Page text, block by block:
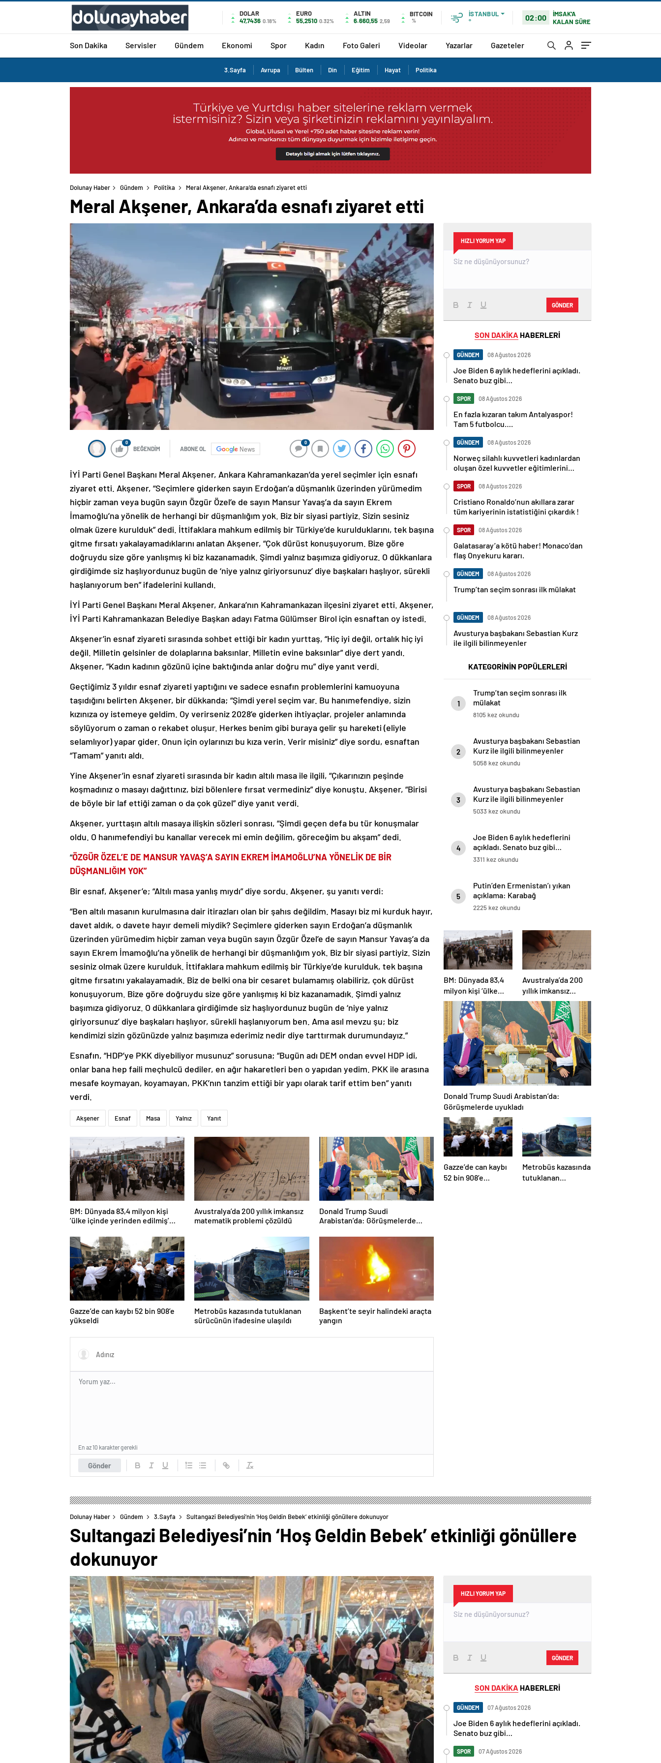
DOLAR
47,7436 0.18%
EURO
55,2510 0.32%
ALTIN
6.660,55 2,59
BITCOIN
%
İSTANBUL
°
02:00
İMSAK'A
KALAN SÜRE
Son Dakika Servisler Gündem Ekonomi Spor Kadın Foto Galeri Videolar Yazarlar Gazeteler
3.Sayfa Avrupa Bülten Din Eğitim Hayat Politika
Dolunay Haber Gündem Politika Meral Akşener, Ankara’da esnafı ziyaret etti
Meral Akşener, Ankara’da esnafı ziyaret etti
0
BEĞENDİM ABONE OL News
0
İYİ Parti Genel Başkanı Meral Akşener, Ankara Kahramankazan’da yerel seçimler için esnafı
ziyaret etti. Akşener, “Seçimlere giderken sayın Erdoğan’a düşmanlık üzerinden yürümedim
hiçbir zaman veya bugün sayın Özgür Özel’e de sayın Mansur Yavaş’a da sayın Ekrem
İmamoğlu’na yönelik de herhangi bir düşmanlığım yok. Biz bir siyasi partiyiz. Sizin sesiniz
olmak üzere kurulduk” dedi. İttifaklara mahkum edilmiş bir Türkiye’de kurulduklarını, tek başına
gitme fırsatı yakalayamadıklarını anlatan Akşener, “Çok dürüst konuşuyorum. Bize göre
doğruydu size göre yanlışmış ki biz kazanamadık. Şimdi yalnız başımıza gidiyoruz. O dükkanlara
girdiğimde siz haşlıyordunuz bugün de ‘niye yalnız giriyorsunuz’ diye başkaları haşlıyor, sürekli
haşlanıyorum ben” ifadelerini kullandı.
İYİ Parti Genel Başkanı Meral Akşener, Ankara’nın Kahramankazan ilçesini ziyaret etti. Akşener,
İYİ Parti Kahramankazan Belediye Başkan adayı Fatma Gülümser Birol için esnaftan oy istedi.
Akşener’in esnaf ziyareti sırasında sohbet ettiği bir kadın yurttaş, “Hiç iyi değil, ortalık hiç iyi
değil. Milletin gelsinler de dolaplarına baksınlar. Milletin evine baksınlar” diye dert yandı.
Akşener, “Kadın kadının gözünü içine baktığında anlar doğru mu” diye yanıt verdi.
Geçtiğimiz 3 yıldır esnaf ziyareti yaptığını ve sadece esnafın problemlerini kamuoyuna
taşıdığını belirten Akşener, bir dükkanda; “Şimdi yerel seçim var. Bu hanımefendiye, sizin
kızınıza oy istemeye geldim. Oy verirseniz 2028’e giderken ihtiyaçlar, projeler anlamında
söylüyorum o zaman o rekabet oluşur. Herkes benim gibi buraya gelir şu hareketi (eliyle
selamlıyor) yapar gider. Onun için oylarınızı bu kıza verin. Verir misiniz” diye sordu, esnaftan
“Tamam” yanıtı aldı.
Yine Akşener’in esnaf ziyareti sırasında bir kadın altılı masa ile ilgili, “Çıkarınızın peşinde
koşmadınız o masayı dağıttınız, bizi bölenlere fırsat vermediniz” diye konuştu. Akşener, “Birisi
de böyle bir laf ettiği zaman o da çok güzel” diye yanıt verdi.
Akşener, yurttaşın altılı masaya ilişkin sözleri sonrası, “Şimdi geçen defa bu tür konuşmalar
oldu. O hanımefendiyi bu kanallar verecek mi emin değilim, göreceğim bu akşam” dedi.
“ÖZGÜR ÖZEL’E DE MANSUR YAVAŞ’A SAYIN EKREM İMAMOĞLU’NA YÖNELİK DE BİR
DÜŞMANLIĞIM YOK”
Bir esnaf, Akşener’e; “Altılı masa yanlış mıydı” diye sordu. Akşener, şu yanıtı verdi:
“Ben altılı masanın kurulmasına dair itirazları olan bir şahıs değildim. Masayı biz mi kurduk hayır,
davet aldık, o davete hayır demeli miydik? Seçimlere giderken sayın Erdoğan’a düşmanlık
üzerinden yürümedim hiçbir zaman veya bugün sayın Özgür Özel’e de sayın Mansur Yavaş’a da
sayın Ekrem İmamoğlu’na yönelik de herhangi bir düşmanlığım yok. Biz bir siyasi partiyiz. Sizin
sesiniz olmak üzere kurulduk. İttifaklara mahkum edilmiş bir Türkiye’de kurulduk, tek başına
gitme fırsatını yakalayamadık. Biz de belki ona bir cesaret bulamamış olabiliriz, çok dürüst
konuşuyorum. Bize göre doğruydu size göre yanlışmış ki biz kazanamadık. Şimdi yalnız
başımıza gidiyoruz. O dükkanlara girdiğimde siz haşlıyordunuz bugün de ‘niye yalnız
giriyorsunuz’ diye başkaları haşlıyor, sürekli haşlanıyorum ben. Ama asıl mevzu şu; biz
kendimizi sizin gözünüzde yalnız başımıza ederimiz nedir diye tarttırmak durumundayız.”
Esnafın, “HDP’ye PKK diyebiliyor musunuz” sorusuna; “Bugün adı DEM ondan evvel HDP idi,
onlar bana hep faili meçhulcü dediler, en ağır hakaretleri ben o yapıdan yedim. PKK ile arasına
mesafe koymayan, koyamayan, PKK’nın tanzim ettiği bir yapı olarak tarif ettim ben” yanıtı
verdi.
Akşener Esnaf Masa Yalnız Yanıt
BM: Dünyada 83,4 milyon kişi
‘ülke içinde yerinden edilmiş’
Avustralya’da 200 yıllık imkansız
matematik problemi çözüldü
Donald Trump Suudi
Arabistan’da: Görüşmelerde
Gazze’de can kaybı 52 bin 908’e
yükseldi
Metrobüs kazasında tutuklanan
sürücünün ifadesine ulaşıldı
Başkent’te seyir halindeki araçta
yangın
Gönder
En az 10 karakter gerekli
HIZLI YORUM YAP
GÖNDER
SON DAKİKA HABERLERİ
GÜNDEM 08 Ağustos 2026
Joe Biden 6 aylık hedeflerini açıkladı.
Senato buz gibi…
SPOR 08 Ağustos 2026
En fazla kızaran takım Antalyaspor!
Tam 5 futbolcu….
GÜNDEM 08 Ağustos 2026
Norweç silahlı kuvvetleri kadınlardan
oluşan özel kuvvetler eğitimlerini
SPOR 08 Ağustos 2026
Cristiano Ronaldo’nun akıllara zarar
tüm kariyerinin istatistiğini çıkardık !
SPOR 08 Ağustos 2026
Galatasaray’a kötü haber! Monaco’dan
flaş Onyekuru kararı.
GÜNDEM 08 Ağustos 2026
Trump’tan seçim sonrası ilk mülakat
GÜNDEM 08 Ağustos 2026
Avusturya başbakanı Sebastian Kurz
ile ilgili bilinmeyenler
KATEGORİNİN POPÜLERLERİ
1
Trump’tan seçim sonrası ilk
mülakat
8105 kez okundu
2
Avusturya başbakanı Sebastian
Kurz ile ilgili bilinmeyenler
5058 kez okundu
3
Avusturya başbakanı Sebastian
Kurz ile ilgili bilinmeyenler
5033 kez okundu
4
Joe Biden 6 aylık hedeflerini
açıkladı. Senato buz gibi…
3311 kez okundu
5
Putin’den Ermenistan’ı yıkan
açıklama: Karabağ
Azerbaycan’ın ayrılmaz bir
2225 kez okundu
BM: Dünyada 83,4
milyon kişi ‘ülke
içinde yerinden
edilmiş’ olarak
yaşıyor
Avustralya’da 200
yıllık imkansız
matematik
problemi çözüldü
Donald Trump Suudi Arabistan’da:
Görüşmelerde uyukladı
Gazze’de can kaybı
52 bin 908’e
Metrobüs kazasında
tutuklanan
Dolunay Haber Gündem 3.Sayfa Sultangazi Belediyesi’nin ‘Hoş Geldin Bebek’ etkinliği gönüllere dokunuyor
Sultangazi Belediyesi’nin ‘Hoş Geldin Bebek’ etkinliği gönüllere
dokunuyor
HIZLI YORUM YAP
GÖNDER
SON DAKİKA HABERLERİ
GÜNDEM 07 Ağustos 2026
Joe Biden 6 aylık hedeflerini açıkladı.
Senato buz gibi…
SPOR 07 Ağustos 2026